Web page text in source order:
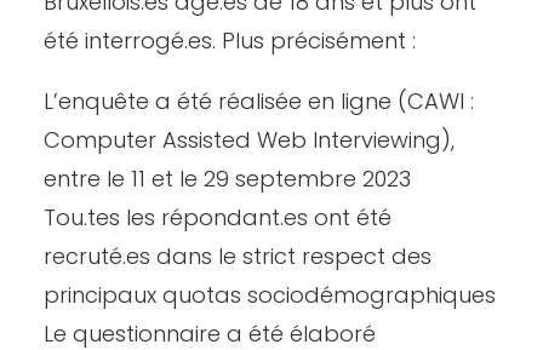
été interrogé.es. Plus précisément :
L’enquête a été réalisée en ligne (CAWI :
Computer Assisted Web Interviewing),
entre le 11 et le 29 septembre 2023
Tou.tes les répondant.es ont été
recruté.es dans le strict respect des
principaux quotas sociodémographiques
Le questionnaire a été élaboré